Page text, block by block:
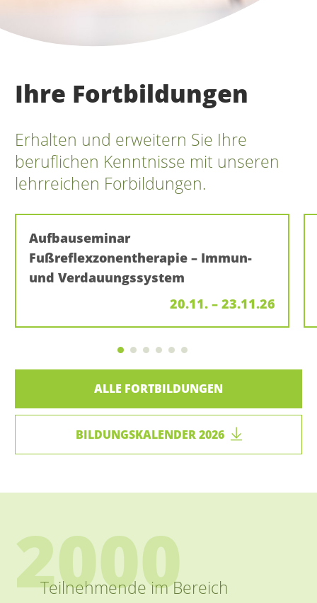
Ihre Fortbildungen
Erhalten und erweitern Sie Ihre
beruflichen Kenntnisse mit unseren
lehrreichen Forbildungen.
Aufbauseminar
Fußreflexzonentherapie – Immun-
und Verdauungssystem
20.11. – 23.11.26
ALLE FORTBILDUNGEN
BILDUNGSKALENDER 2026
2000
Teilnehmende im Bereich